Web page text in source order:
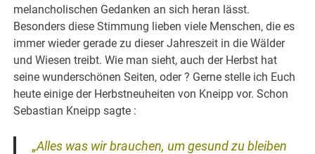
melancholischen Gedanken an sich heran lässt.
Besonders diese Stimmung lieben viele Menschen, die es
immer wieder gerade zu dieser Jahreszeit in die Wälder
und Wiesen treibt. Wie man sieht, auch der Herbst hat
seine wunderschönen Seiten, oder ? Gerne stelle ich Euch
heute einige der Herbstneuheiten von Kneipp vor. Schon
Sebastian Kneipp sagte :
„Alles was wir brauchen, um gesund zu bleiben